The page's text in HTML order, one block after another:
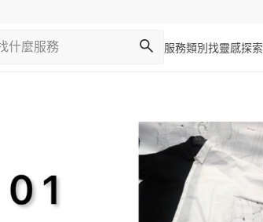
服務類別 找靈感探索